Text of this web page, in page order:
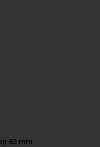
63 mm